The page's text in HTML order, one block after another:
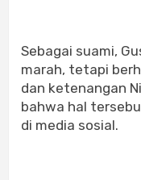
Sebagai suami,
marah, tetapi
dan ketenangan
bahwa hal
di media sosial.